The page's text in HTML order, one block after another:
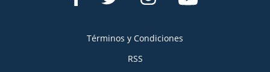
Términos y Condiciones
RSS